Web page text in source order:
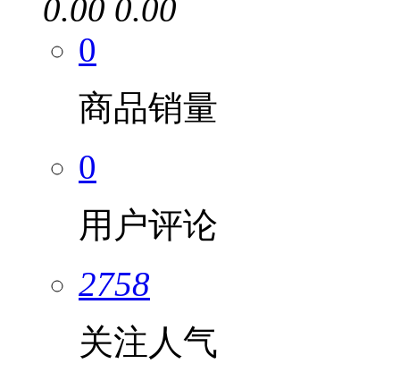
0.00 0.00
0
商品销量
0
用户评论
2758
关注人气